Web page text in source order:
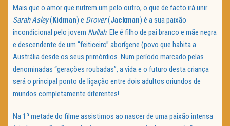
Mais que o amor que nutrem um pelo outro, o que de facto irá unir
Sarah Asley(Kidman) e Drover(Jackman) é a sua paixão
incondicional pelo jovem Nullah. Ele é filho de pai branco e mãe negra
e descendente de um “feiticeiro” aborígene (povo que habita a
Austrália desde os seus primórdios. Num período marcado pelas
denominadas “gerações roubadas”, a vida e o futuro desta criança
será o principal ponto de ligação entre dois adultos oriundos de
mundos completamente diferentes!
Na 1ª metade do filme assistimos ao nascer de uma paixão intensa